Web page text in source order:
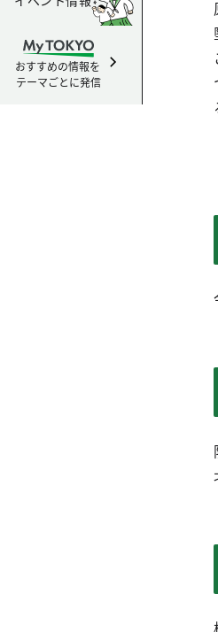
おすすめの情報を
テーマごとに発信